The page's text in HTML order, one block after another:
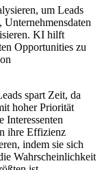
um Leads
KI hilft
Opportunities zu
spart Zeit, da
hoher Priorität
Interessenten
ihre Effizienz
indem sie sich
Wahrscheinlichkeit